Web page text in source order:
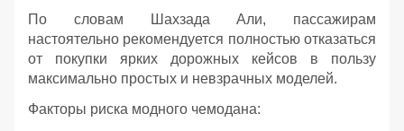
По словам Шахзада Али, пассажирам
настоятельно рекомендуется полностью отказаться
от покупки ярких дорожных кейсов в пользу
максимально простых и невзрачных моделей.
Факторы риска модного чемодана: